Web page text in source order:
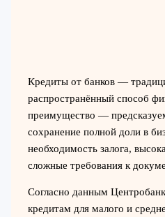
Кредиты от банков —
распространённый способ
преимущество —
сохранение полной доли в
необходимость залога,
сложные требования к
Согласно данным
кредитам для малого и